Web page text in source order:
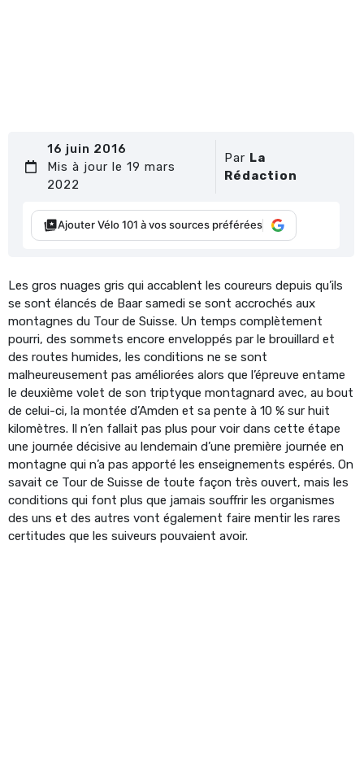
16 juin 2016
Mis à jour le 19 mars
2022
Par La
Rédaction
Ajouter Vélo 101 à vos sources préférées
Les gros nuages gris qui accablent les coureurs depuis qu’ils
se sont élancés de Baar samedi se sont accrochés aux
montagnes du Tour de Suisse. Un temps complètement
pourri, des sommets encore enveloppés par le brouillard et
des routes humides, les conditions ne se sont
malheureusement pas améliorées alors que l’épreuve entame
le deuxième volet de son triptyque montagnard avec, au bout
de celui-ci, la montée d’Amden et sa pente à 10 % sur huit
kilomètres. Il n’en fallait pas plus pour voir dans cette étape
une journée décisive au lendemain d’une première journée en
montagne qui n’a pas apporté les enseignements espérés. On
savait ce Tour de Suisse de toute façon très ouvert, mais les
conditions qui font plus que jamais souffrir les organismes
des uns et des autres vont également faire mentir les rares
certitudes que les suiveurs pouvaient avoir.